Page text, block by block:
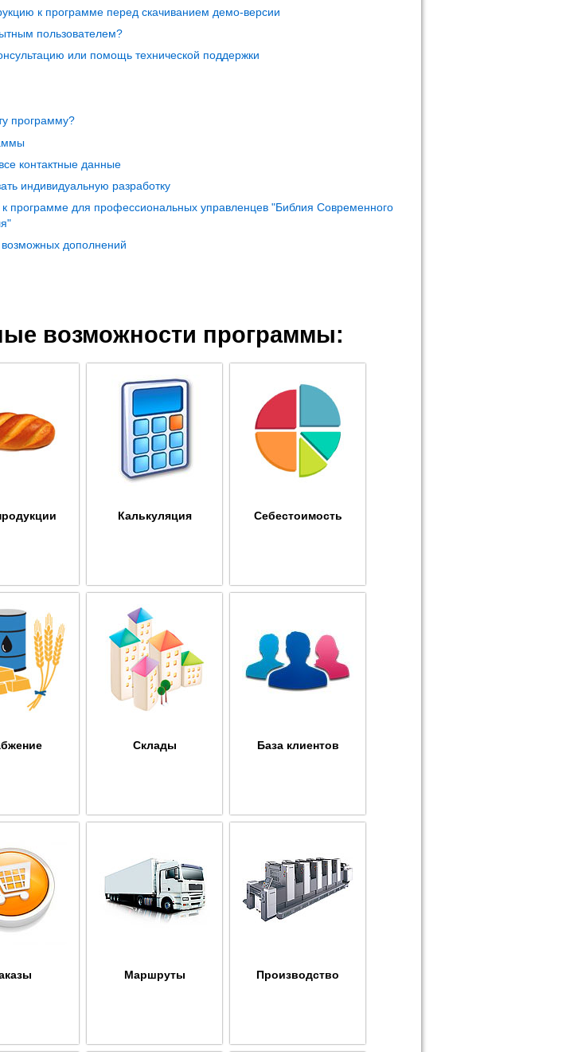
к программе перед скачиванием демо-версии
пользователем?
или помощь технической поддержки
программу?
контактные данные
индивидуальную разработку
программе для профессиональных управленцев "Библия Современного
возможных дополнений
возможности программы:
Калькуляция Себестоимость
Склады База клиентов
Маршруты Производство